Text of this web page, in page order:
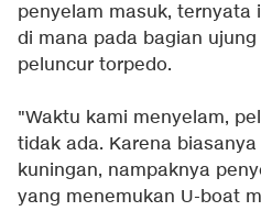
penyelam masuk, ternyata
di mana pada bagian
peluncur torpedo.
"Waktu kami menyelam,
tidak ada. Karena
kuningan, nampaknya
yang menemukan U-boat